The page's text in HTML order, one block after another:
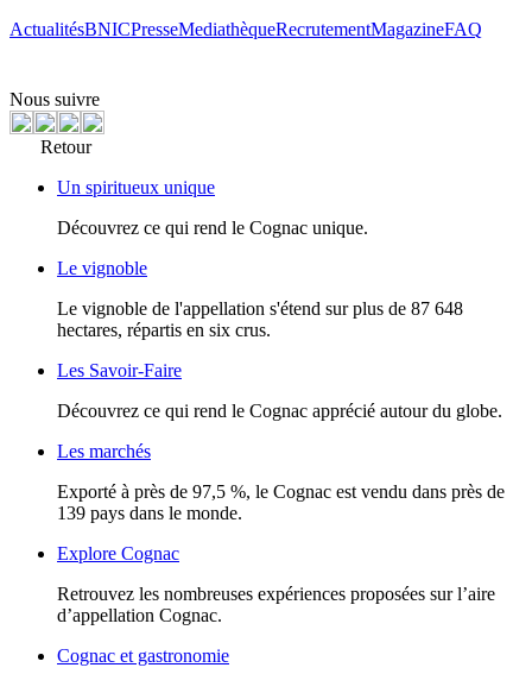
ActualitésBNICPresseMediathèqueRecrutementMagazineFAQ
Nous suivre
Retour
Un spiritueux unique
Découvrez ce qui rend le Cognac unique.
Le vignoble
Le vignoble de l'appellation s'étend sur plus de 87 648
hectares, répartis en six crus.
Les Savoir-Faire
Découvrez ce qui rend le Cognac apprécié autour du globe.
Les marchés
Exporté à près de 97,5 %, le Cognac est vendu dans près de
139 pays dans le monde.
Explore Cognac
Retrouvez les nombreuses expériences proposées sur l’aire
d’appellation Cognac.
Cognac et gastronomie